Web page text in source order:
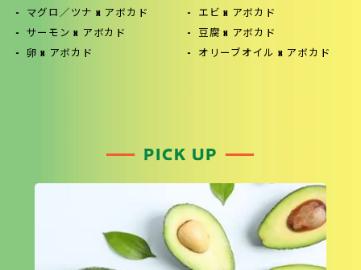
マグロ／ツナ x アボカド エビ x アボカド
サーモン x アボカド 豆腐 x アボカド
卵 x アボカド オリーブオイル x アボカド